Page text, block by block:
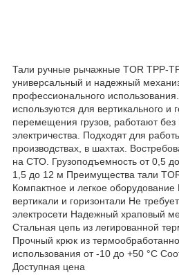
Тали ручные рычажные TOR ТРР-
универсальный и надежный
профессионального
используются для вертикального и
перемещения грузов, работают
электричества. Подходят для
производствах, в шахтах.
на СТО. Грузоподъемность от 0,5
1,5 до 12 м Преимущества тали
Компактное и легкое
вертикали и горизонтали Не
электросети Надежный храповый
Стальная цепь из легированной
Прочный крюк из
использования от -10 до +50 °C
Доступная цена